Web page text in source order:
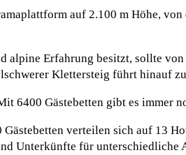
auf 2.100 m Höhe,
alpine Erfahrung besitzt, sollte
Klettersteig führt hinauf
6400 Gästebetten gibt es immer
Gästebetten verteilen sich auf 13
Unterkünfte für